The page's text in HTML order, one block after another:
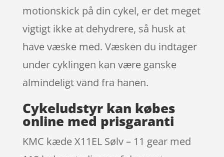
motionskick på din cykel, er det meget
vigtigt ikke at dehydrere, så husk at
have væske med. Væsken du indtager
under cyklingen kan være ganske
almindeligt vand fra hanen.
Cykeludstyr kan købes
online med prisgaranti
KMC kæde X11EL Sølv – 11 gear med